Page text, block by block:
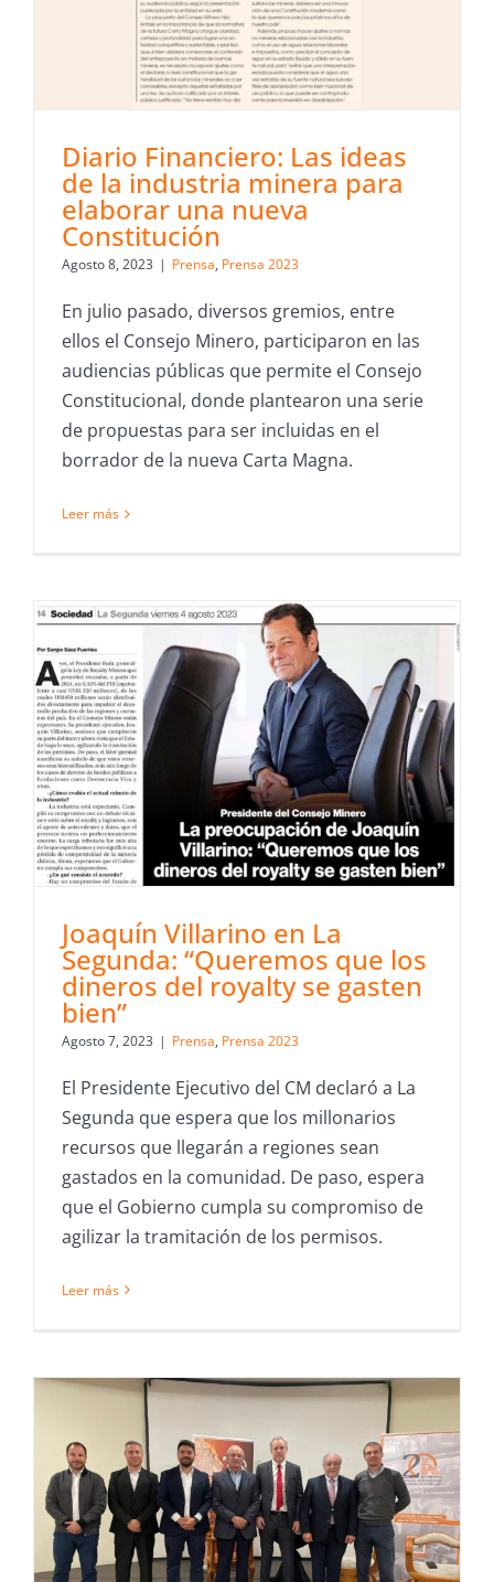
Diario Financiero: Las ideas
de la industria minera para
elaborar una nueva
Constitución
Agosto 8, 2023 | Prensa, Prensa 2023
En julio pasado, diversos gremios, entre
ellos el Consejo Minero, participaron en las
audiencias públicas que permite el Consejo
Constitucional, donde plantearon una serie
de propuestas para ser incluidas en el
borrador de la nueva Carta Magna.
Leer más
Joaquín Villarino en La
Segunda: “Queremos que los
dineros del royalty se gasten
bien”
Agosto 7, 2023 | Prensa, Prensa 2023
El Presidente Ejecutivo del CM declaró a La
Segunda que espera que los millonarios
recursos que llegarán a regiones sean
gastados en la comunidad. De paso, espera
que el Gobierno cumpla su compromiso de
agilizar la tramitación de los permisos.
Leer más